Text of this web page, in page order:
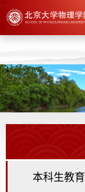
快速导航
本科生教育